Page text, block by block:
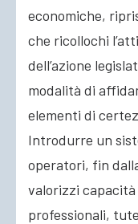
economiche,
che ricollochi
dell’azione
modalità di
elementi di
Introdurre un
operatori, fin
valorizzi
professionali,